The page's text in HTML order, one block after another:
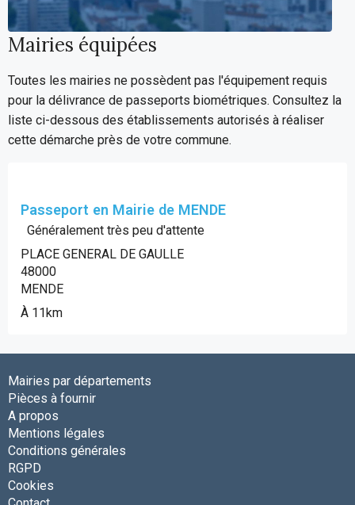
Mairies équipées
Toutes les mairies ne possèdent pas l'équipement requis
pour la délivrance de passeports biométriques. Consultez la
liste ci-dessous des établissements autorisés à réaliser
cette démarche près de votre commune.
Passeport en Mairie de MENDE
Généralement très peu d'attente
PLACE GENERAL DE GAULLE
48000
MENDE
À 11km
Mairies par départements
Pièces à fournir
A propos
Mentions légales
Conditions générales
RGPD
Cookies